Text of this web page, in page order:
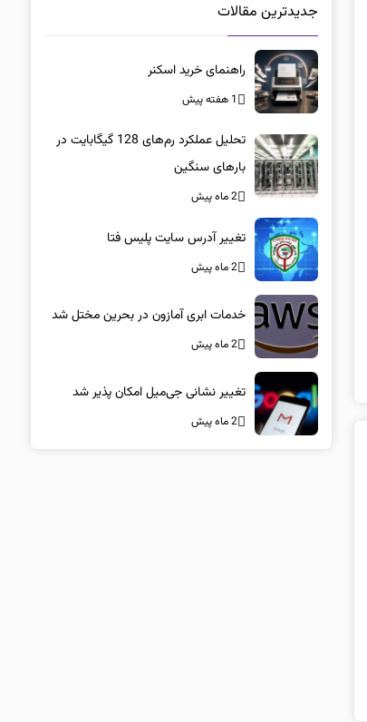
جدیدترین مقالات
راهنمای خرید اسکنر
1 هفته پیش
تحلیل عملکرد رم‌های 128 گیگابایت در
بارهای سنگین
2 ماه پیش
تغییر آدرس سایت پلیس فتا
2 ماه پیش
خدمات ابری آمازون در بحرین مختل شد
2 ماه پیش
تغییر نشانی جی‌میل امکان پذیر شد
2 ماه پیش